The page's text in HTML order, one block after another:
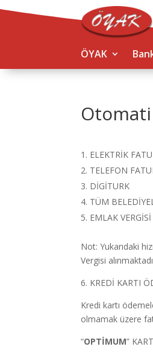
ÖYAK
ELEKTRİK
TELEFON
DİGİTURK
TÜM
EMLAK VERGİSİ
Not: Yukarıdaki
Vergisi
6. KREDİ KARTI
Kredi kartı
olmamak üzere
“OPTİMUM”